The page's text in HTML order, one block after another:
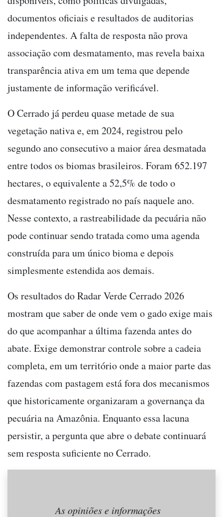
documentos oficiais e resultados de auditorias
independentes. A falta de resposta não prova
associação com desmatamento, mas revela baixa
transparência ativa em um tema que depende
justamente de informação verificável.
O Cerrado já perdeu quase metade de sua
vegetação nativa e, em 2024, registrou pelo
segundo ano consecutivo a maior área desmatada
entre todos os biomas brasileiros. Foram 652.197
hectares, o equivalente a 52,5% de todo o
desmatamento registrado no país naquele ano.
Nesse contexto, a rastreabilidade da pecuária não
pode continuar sendo tratada como uma agenda
construída para um único bioma e depois
simplesmente estendida aos demais.
Os resultados do Radar Verde Cerrado 2026
mostram que saber de onde vem o gado exige mais
do que acompanhar a última fazenda antes do
abate. Exige demonstrar controle sobre a cadeia
completa, em um território onde a maior parte das
fazendas com pastagem está fora dos mecanismos
que historicamente organizaram a governança da
pecuária na Amazônia. Enquanto essa lacuna
persistir, a pergunta que abre o debate continuará
sem resposta suficiente no Cerrado.
As opiniões e informações